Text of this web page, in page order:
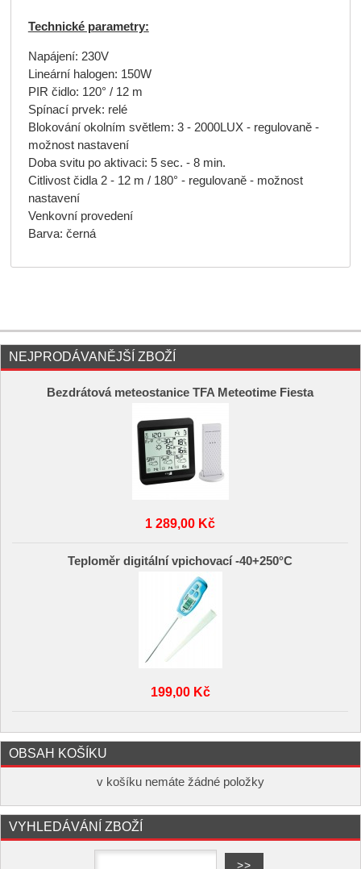
Technické parametry:
Napájení: 230V
Lineární halogen: 150W
PIR čidlo: 120° / 12 m
Spínací prvek: relé
Blokování okolním světlem: 3 - 2000LUX - regulovaně -
možnost nastavení
Doba svitu po aktivaci: 5 sec. - 8 min.
Citlivost čidla 2 - 12 m / 180° - regulovaně - možnost
nastavení
Venkovní provedení
Barva: černá
NEJPRODÁVANĚJŠÍ ZBOŽÍ
Bezdrátová meteostanice TFA Meteotime Fiesta
1 289,00 Kč
Teploměr digitální vpichovací -40+250°C
199,00 Kč
OBSAH KOŠÍKU
v košíku nemáte žádné položky
VYHLEDÁVÁNÍ ZBOŽÍ